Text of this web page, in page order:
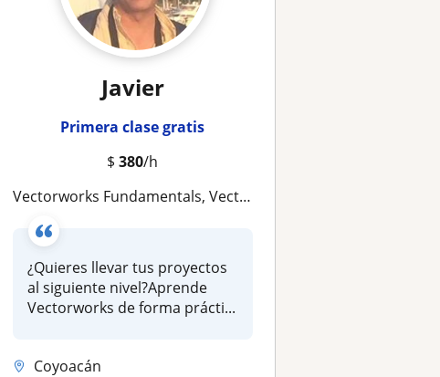
Javier
Primera clase gratis
$380/h
Vectorworks Fundamentals, Vectorworks Architect, Vectorworks Spotlight y Vectorworks Landmark
¿Quieres llevar tus proyectos
al siguiente nivel?Aprende
Vectorworks de forma prácti...
Coyoacán